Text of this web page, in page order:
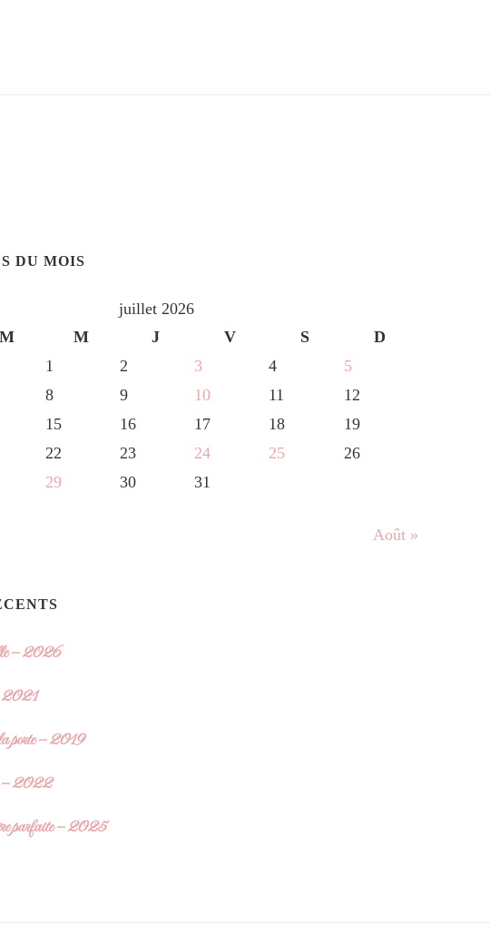
DU MOIS
juillet 2026
M M J V S
D
1
2 3 4
5
8 9 10 11
12
15 16 17 18
19
22 23 24 25
26
29 30 31
Août »
– 2026
2021
porte – 2019
– 2022
parfaite – 2025